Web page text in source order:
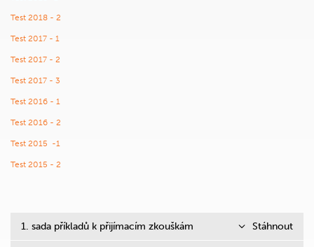
Test 2018 - 2
Test 2017 - 1
Test 2017 - 2
Test 2017 - 3
Test 2016 - 1
Test 2016 - 2
Test 2015 -1
Test 2015 - 2
1. sada příkladů k přijímacím zkouškám Stáhnout